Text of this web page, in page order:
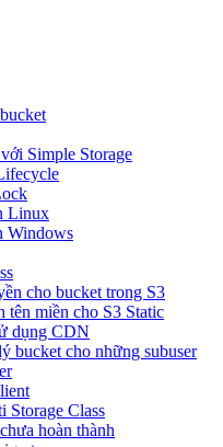
Simple Storage
Linux
Windows
cho bucket trong S3
tên miền cho S3 Static
dụng CDN
bucket cho những subuser
Storage Class
hoàn thành